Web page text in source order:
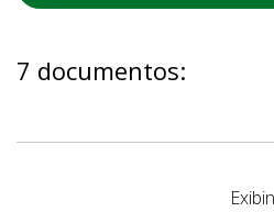
7 documentos: